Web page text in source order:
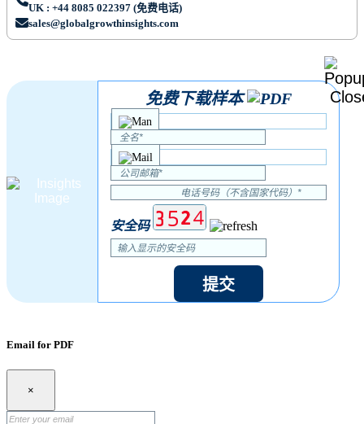
UK : +44 8085 022397 (免费电话)
sales@globalgrowthinsights.com
免费下载样本
安全码
提交
Email for PDF
×